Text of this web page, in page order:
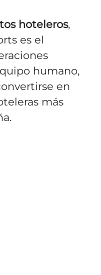
hoteleros,
es el
humano,
en
más